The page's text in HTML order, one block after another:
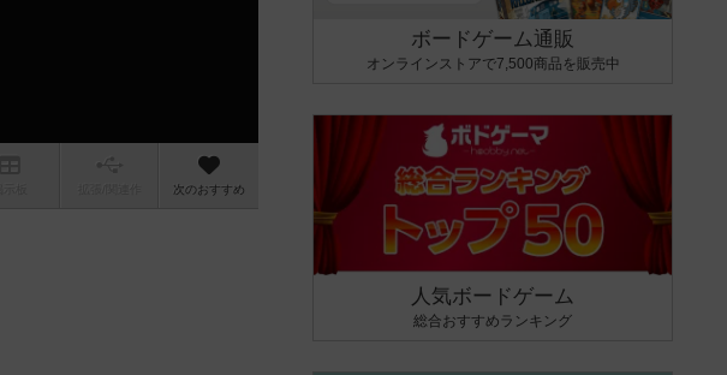
次のおすすめ
ボードゲーム通販
オンラインストアで7,500商品を販売中
人気ボードゲーム
総合おすすめランキング